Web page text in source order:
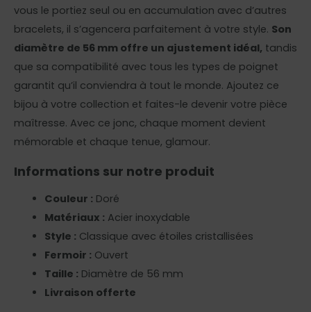
vous le portiez seul ou en accumulation avec d’autres
bracelets, il s’agencera parfaitement à votre style. Son
diamètre de 56 mm offre un ajustement idéal, tandis
que sa compatibilité avec tous les types de poignet
garantit qu’il conviendra à tout le monde. Ajoutez ce
bijou à votre collection et faites-le devenir votre pièce
maîtresse. Avec ce jonc, chaque moment devient
mémorable et chaque tenue, glamour.
Informations sur notre produit
Couleur : Doré
Matériaux : Acier inoxydable
Style : Classique avec étoiles cristallisées
Fermoir : Ouvert
Taille : Diamètre de 56 mm
Livraison offerte